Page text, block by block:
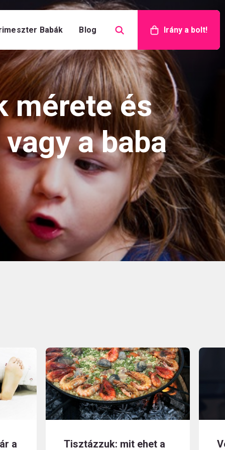
Babák Blog Irány a bolt!
mérete és
a baba
a
Tisztázzuk: mit ehet a